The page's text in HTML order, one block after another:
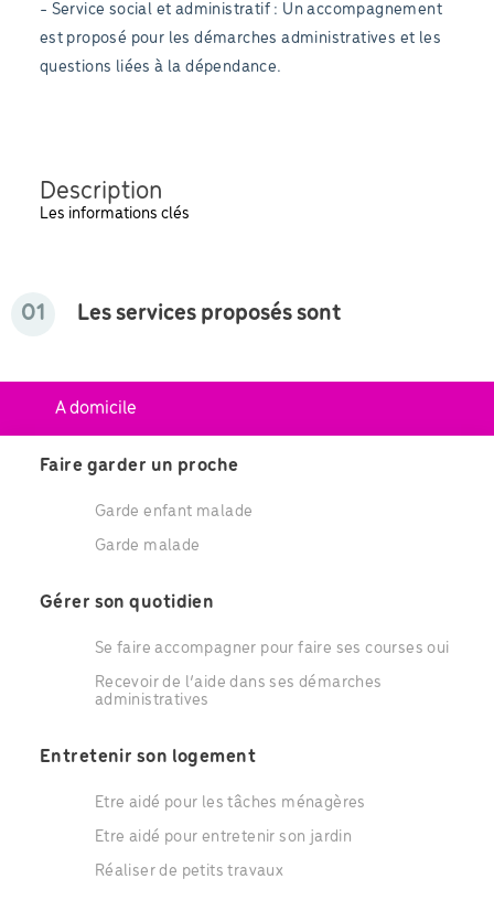
- Service social et administratif : Un accompagnement
est proposé pour les démarches administratives et les
questions liées à la dépendance.
Description
Les informations clés
01 Les services proposés sont
A domicile
Faire garder un proche
Garde enfant malade
Garde malade
Gérer son quotidien
Se faire accompagner pour faire ses courses oui
Recevoir de l’aide dans ses démarches
administratives
Entretenir son logement
Etre aidé pour les tâches ménagères
Etre aidé pour entretenir son jardin
Réaliser de petits travaux